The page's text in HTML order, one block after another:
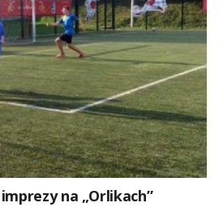
na „Orlikach”